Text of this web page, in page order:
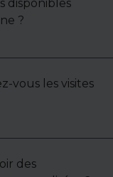
une liste de
disponibles
?
:
pour y
vous les visites
chaque bien
en
des